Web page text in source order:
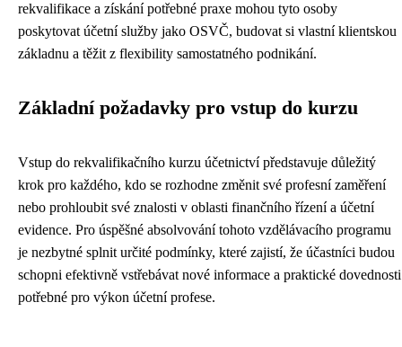
rekvalifikace a získání potřebné praxe mohou tyto osoby
poskytovat účetní služby jako OSVČ, budovat si vlastní klientskou
základnu a těžit z flexibility samostatného podnikání.
Základní požadavky pro vstup do kurzu
Vstup do rekvalifikačního kurzu účetnictví představuje důležitý
krok pro každého, kdo se rozhodne změnit své profesní zaměření
nebo prohloubit své znalosti v oblasti finančního řízení a účetní
evidence. Pro úspěšné absolvování tohoto vzdělávacího programu
je nezbytné splnit určité podmínky, které zajistí, že účastníci budou
schopni efektivně vstřebávat nové informace a praktické dovednosti
potřebné pro výkon účetní profese.